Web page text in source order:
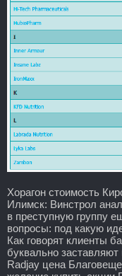
Хорагон стоимость
Илимск: Винстрол
в преступную группу
вопросы: под какую
Как говорят клиенты
буквально заставляют
Radjay цена